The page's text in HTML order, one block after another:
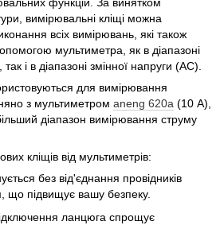
функцій. За винятком
вимірювальні кліщі можна
всіх вимірювань, які також
мультиметра, як в діапазоні
і в діапазоні змінної напруги (AC).
для вимірювання
з мультиметром aneng 620a (10 А),
діапазон вимірювання струму
кліщів від мультиметрів:
без від'єднання провідників
що підвищує вашу безпеку.
ланцюга спрощує